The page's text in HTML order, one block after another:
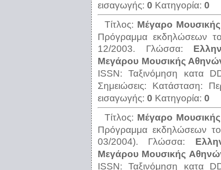
εισαγωγής: 0 Κατηγορία: 0
Τίτλος: Μέγαρο
Πρόγραμμα εκδηλώσεων
12/2003.
Γλώσσα:
Μεγάρου Μουσικής
ISSN:Ταξινόμηση κατα
Σημειώσεις: Κατάσταση:
εισαγωγής: 0 Κατηγορία: 0
Τίτλος: Μέγαρο
Πρόγραμμα εκδηλώσεων
03/2004).
Γλώσσα:
Μεγάρου Μουσικής
ISSN:Ταξινόμηση κατα